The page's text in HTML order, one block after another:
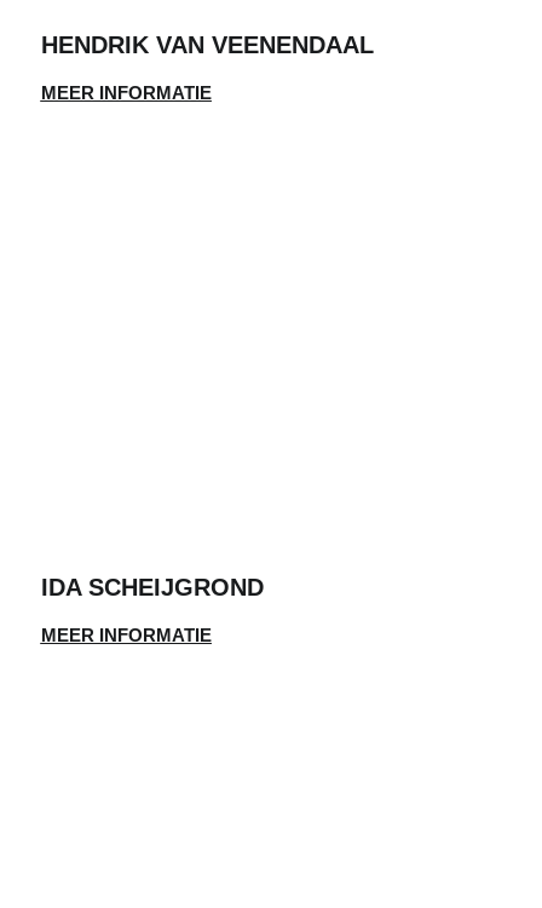
HENDRIK VAN VEENENDAAL
MEER INFORMATIE
IDA SCHEIJGROND
MEER INFORMATIE